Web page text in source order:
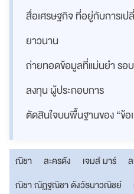
สื่อเศรษฐกิจ ที่อยู่กับการเป
ยาวนาน
ถ่ายทอดข้อมูลที่แม่นยำ รอ
ลงทุน ผู้ประกอบการ
ตัดสินใจบนพื้นฐานของ “ข้อ
ณิชา ละครดัง เจมส์ มาร์
ณิชา ณัฏฐณิชา ดังวัธนาวณิชย์